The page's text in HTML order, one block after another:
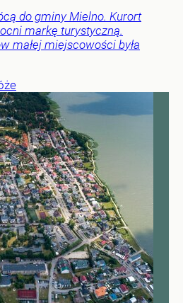
do gminy Mielno. Kurort
markę turystyczną.
małej miejscowości była